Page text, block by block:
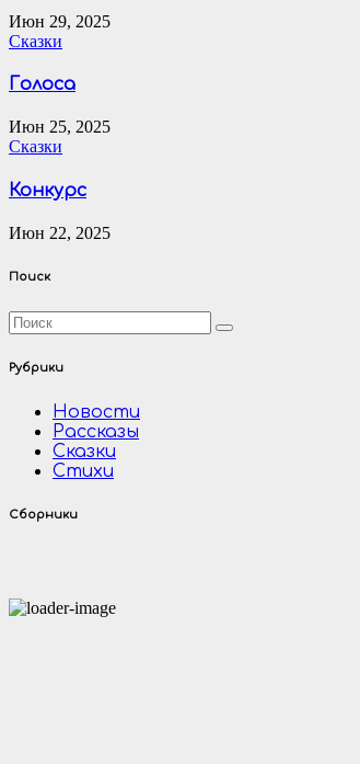
Июн 29, 2025
Сказки
Голоса
Июн 25, 2025
Сказки
Конкурс
Июн 22, 2025
Поиск
Рубрики
Новости
Рассказы
Сказки
Стихи
Сборники